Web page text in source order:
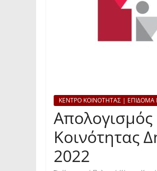
ΚΕΝΤΡΟ ΚΟΙΝΟΤΗΤΑΣ | ΕΠΙΔΟΜΑ
Κοινότητας
2022